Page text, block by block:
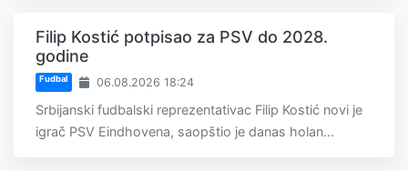
Filip Kostić potpisao za PSV do 2028.
godine
Fudbal 06.08.2026 18:24
Srbijanski fudbalski reprezentativac Filip Kostić novi je
igrač PSV Eindhovena, saopštio je danas holan...